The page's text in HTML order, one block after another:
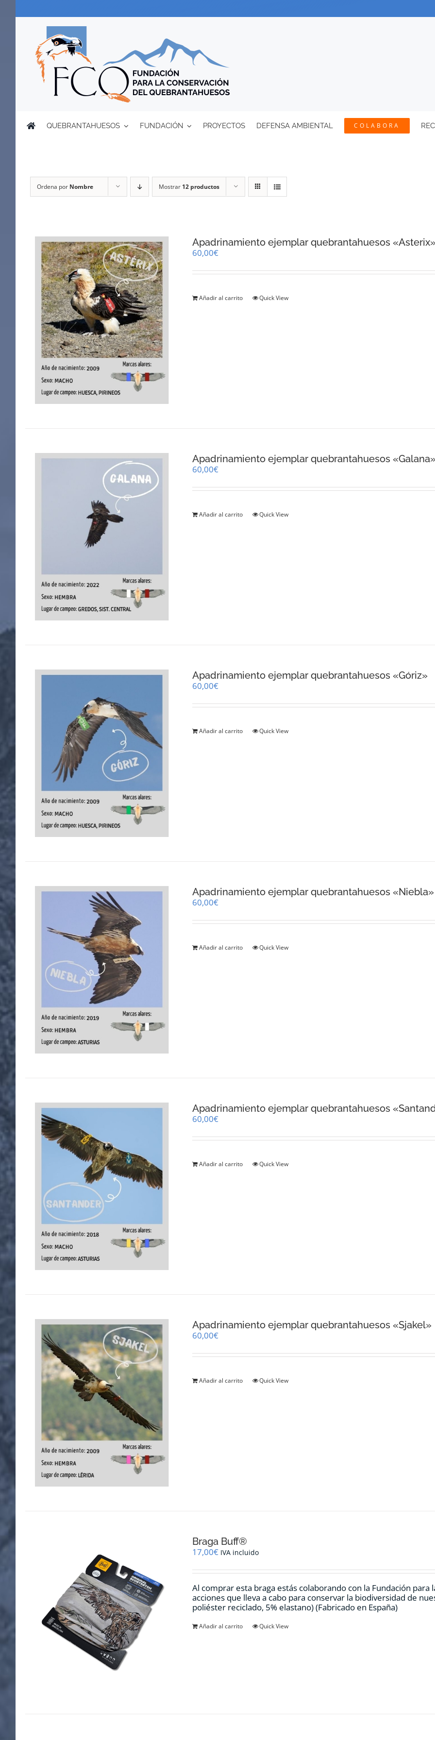
QUEBRANTAHUESOS FUNDACIÓN PROYECTOS DEFENSA AMBIENTAL COLABORA
Ordena por Nombre Mostrar 12 productos
Apadrinamiento ejemplar quebrantahuesos
60,00€
Añadir al carrito Quick View
Apadrinamiento ejemplar quebrantahuesos
60,00€
Añadir al carrito Quick View
Apadrinamiento ejemplar quebrantahuesos «Góriz»
60,00€
Añadir al carrito Quick View
Apadrinamiento ejemplar quebrantahuesos «Niebla»
60,00€
Añadir al carrito Quick View
Apadrinamiento ejemplar quebrantahuesos
60,00€
Añadir al carrito Quick View
Apadrinamiento ejemplar quebrantahuesos «Sjakel»
60,00€
Añadir al carrito Quick View
Braga Buff®
17,00€ IVA incluido
Al comprar esta braga estás colaborando con la Fundación
acciones que lleva a cabo para conservar la biodiversidad de
poliéster reciclado, 5% elastano) (Fabricado en España)
Añadir al carrito Quick View